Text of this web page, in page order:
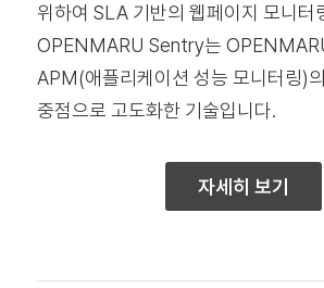
위하여 SLA 기반의 웹페이지 모니터
OPENMARU Sentry는
APM(애플리케이션 성능 모니터링)
중점으로 고도화한 기술입니다.
자세히 보기